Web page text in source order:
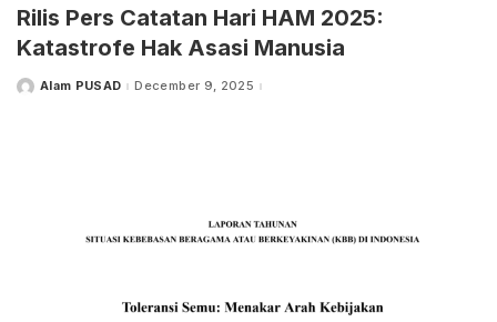
Rilis Pers Catatan Hari HAM 2025:
Katastrofe Hak Asasi Manusia
PostedAlam PUSAD December 9, 2025